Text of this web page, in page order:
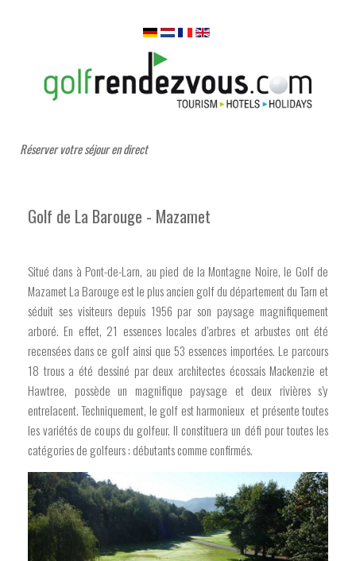
Réserver votre séjour en direct
Golf de La Barouge - Mazamet
Situé dans à Pont-de-Larn, au pied de la Montagne Noire, le Golf de
Mazamet La Barouge est le plus ancien golf du département du Tarn et
séduit ses visiteurs depuis 1956 par son paysage magnifiquement
arboré. En effet, 21 essences locales d’arbres et arbustes ont été
recensées dans ce golf ainsi que 53 essences importées. Le parcours
18 trous a été dessiné par deux architectes écossais Mackenzie et
Hawtree, possède un magnifique paysage et deux rivières s’y
entrelacent. Techniquement, le golf est harmonieux et présente toutes
les variétés de coups du golfeur. Il constituera un défi pour toutes les
catégories de golfeurs : débutants comme confirmés.